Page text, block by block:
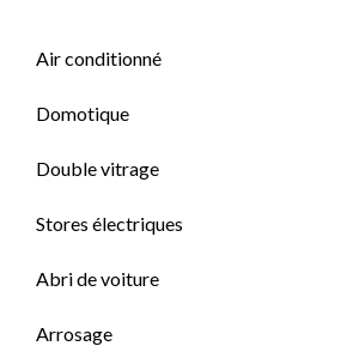
Air conditionné
Domotique
Double vitrage
Stores électriques
Abri de voiture
Arrosage